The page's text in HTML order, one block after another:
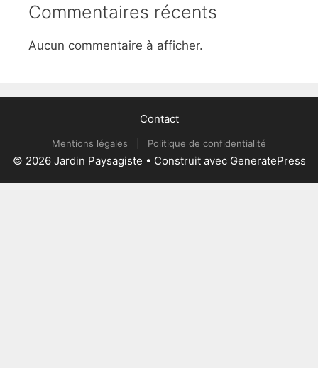
Commentaires récents
Aucun commentaire à afficher.
Contact
Mentions légales Politique de confidentialité
© 2026 Jardin Paysagiste • Construit avec GeneratePress